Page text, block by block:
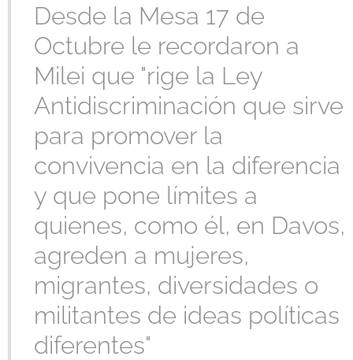
Desde la Mesa 17 de
Octubre le recordaron a
Milei que "rige la Ley
Antidiscriminación que sirve
para promover la
convivencia en la diferencia
y que pone límites a
quienes, como él, en Davos,
agreden a mujeres,
migrantes, diversidades o
militantes de ideas políticas
diferentes"